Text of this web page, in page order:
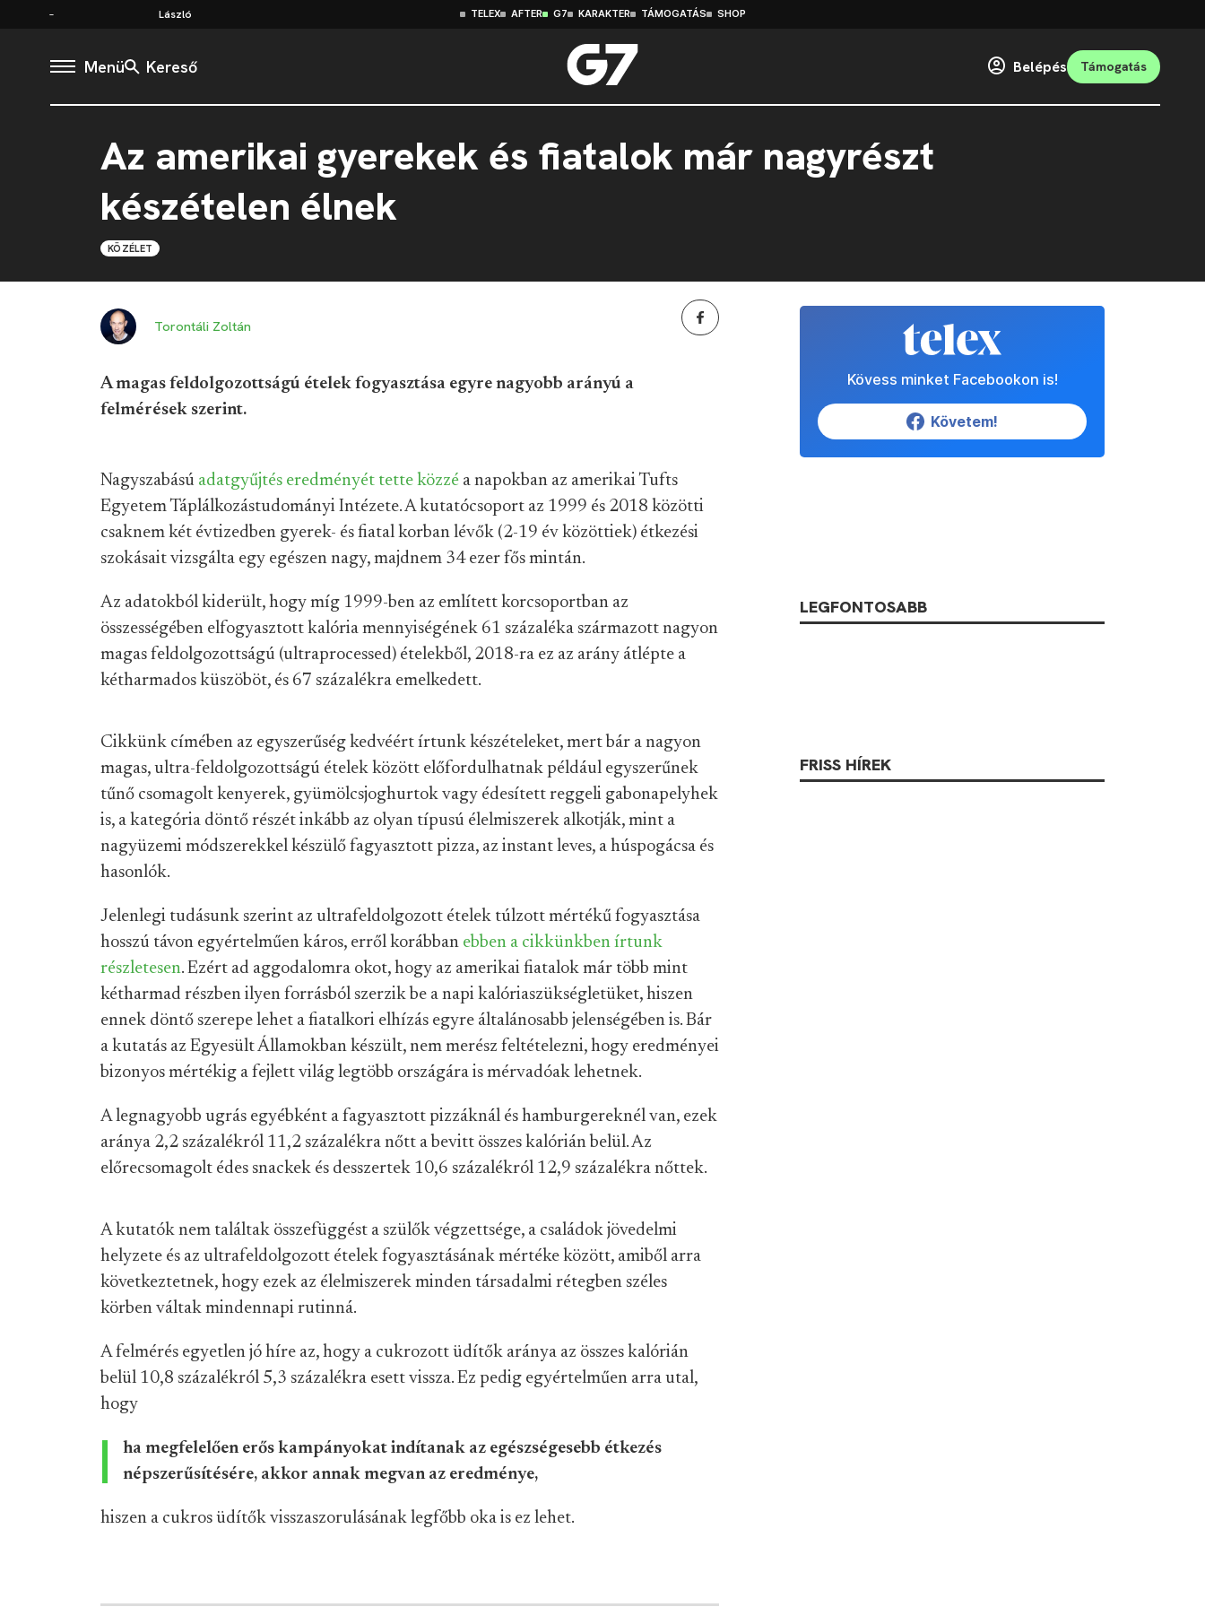
László TELEX AFTER G7 KARAKTER TÁMOGATÁS SHOP
Menü Kereső Belépés Támogatás
Az amerikai gyerekek és fiatalok már nagyrészt
készételen élnek
KÖZÉLET
Torontáli Zoltán
A magas feldolgozottságú ételek fogyasztása egyre nagyobb arányú a
felmérések szerint.
Nagyszabású adatgyűjtés eredményét tette közzé a napokban az amerikai Tufts
Egyetem Táplálkozástudományi Intézete. A kutatócsoport az 1999 és 2018 közötti
csaknem két évtizedben gyerek- és fiatal korban lévők (2-19 év közöttiek) étkezési
szokásait vizsgálta egy egészen nagy, majdnem 34 ezer fős mintán.
Az adatokból kiderült, hogy míg 1999-ben az említett korcsoportban az
összességében elfogyasztott kalória mennyiségének 61 százaléka származott nagyon
magas feldolgozottságú (ultraprocessed) ételekből, 2018-ra ez az arány átlépte a
kétharmados küszöböt, és 67 százalékra emelkedett.
Cikkünk címében az egyszerűség kedvéért írtunk készételeket, mert bár a nagyon
magas, ultra-feldolgozottságú ételek között előfordulhatnak például egyszerűnek
tűnő csomagolt kenyerek, gyümölcsjoghurtok vagy édesített reggeli gabonapelyhek
is, a kategória döntő részét inkább az olyan típusú élelmiszerek alkotják, mint a
nagyüzemi módszerekkel készülő fagyasztott pizza, az instant leves, a húspogácsa és
hasonlók.
Jelenlegi tudásunk szerint az ultrafeldolgozott ételek túlzott mértékű fogyasztása
hosszú távon egyértelműen káros, erről korábban ebben a cikkünkben írtunk
részletesen. Ezért ad aggodalomra okot, hogy az amerikai fiatalok már több mint
kétharmad részben ilyen forrásból szerzik be a napi kalóriaszükségletüket, hiszen
ennek döntő szerepe lehet a fiatalkori elhízás egyre általánosabb jelenségében is. Bár
a kutatás az Egyesült Államokban készült, nem merész feltételezni, hogy eredményei
bizonyos mértékig a fejlett világ legtöbb országára is mérvadóak lehetnek.
A legnagyobb ugrás egyébként a fagyasztott pizzáknál és hamburgereknél van, ezek
aránya 2,2 százalékról 11,2 százalékra nőtt a bevitt összes kalórián belül. Az
előrecsomagolt édes snackek és desszertek 10,6 százalékról 12,9 százalékra nőttek.
A kutatók nem találtak összefüggést a szülők végzettsége, a családok jövedelmi
helyzete és az ultrafeldolgozott ételek fogyasztásának mértéke között, amiből arra
következtetnek, hogy ezek az élelmiszerek minden társadalmi rétegben széles
körben váltak mindennapi rutinná.
A felmérés egyetlen jó híre az, hogy a cukrozott üdítők aránya az összes kalórián
belül 10,8 százalékról 5,3 százalékra esett vissza. Ez pedig egyértelműen arra utal,
hogy
ha megfelelően erős kampányokat indítanak az egészségesebb étkezés
népszerűsítésére, akkor annak megvan az eredménye,
hiszen a cukros üdítők visszaszorulásának legfőbb oka is ez lehet.
Kövess minket Facebookon is!
Követem!
LEGFONTOSABB
FRISS HÍREK